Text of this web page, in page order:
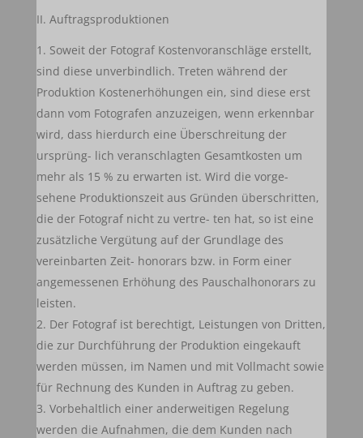
II. Auftragsproduktionen
Soweit der Fotograf Kostenvoranschläge erstellt,
sind diese unverbindlich. Treten während der
Produktion Kostenerhöhungen ein, sind diese erst
dann vom Fotografen anzuzeigen, wenn erkennbar
wird, dass hierdurch eine Überschreitung der
ursprüng- lich veranschlagten Gesamtkosten um
mehr als 15 % zu erwarten ist. Wird die vorge-
sehene Produktionszeit aus Gründen überschritten,
die der Fotograf nicht zu vertre- ten hat, so ist eine
zusätzliche Vergütung auf der Grundlage des
vereinbarten Zeit- honorars bzw. in Form einer
angemessenen Erhöhung des Pauschalhonorars zu
leisten.
Der Fotograf ist berechtigt, Leistungen von Dritten,
die zur Durchführung der Produktion eingekauft
werden müssen, im Namen und mit Vollmacht sowie
für Rechnung des Kunden in Auftrag zu geben.
Vorbehaltlich einer anderweitigen Regelung
werden die Aufnahmen, die dem Kunden nach